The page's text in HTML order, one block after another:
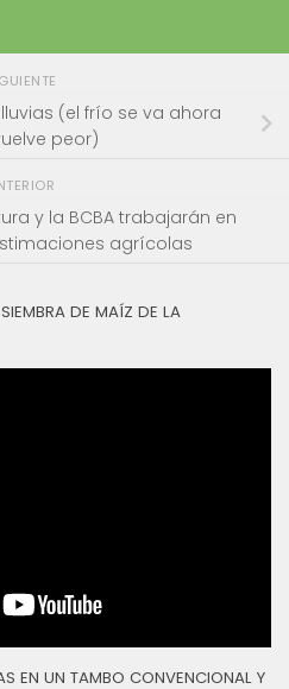
(el frío se va ahora
peor)
y la BCBA trabajarán en
agrícolas
DE MAÍZ DE LA
EN UN TAMBO CONVENCIONAL Y